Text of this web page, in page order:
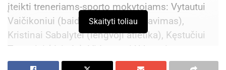
įteikti treneriams-sporto mokytojams: Vytautui
Vaičikoniui (baidarų ir kanojų irklavimas),
Kristinai Sabalytei (lengvoji atletika), Kęstučiui
Trumpiui (dziudo), Vidmantui Urbonui
(triatlonas), Aldonai Šlėktienei (rankinis), Albinui
Skaityti toliau